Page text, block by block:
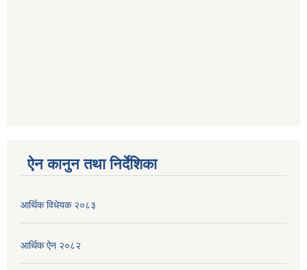
ऐन कानुन तथा निर्देशिका
आर्थिक विधेयक २०८३
आर्थिक ऐन २०८२